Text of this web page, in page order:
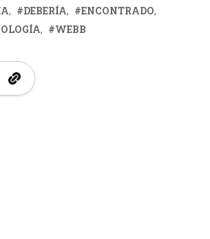
DEBERÍA
ENCONTRADO
WEBB